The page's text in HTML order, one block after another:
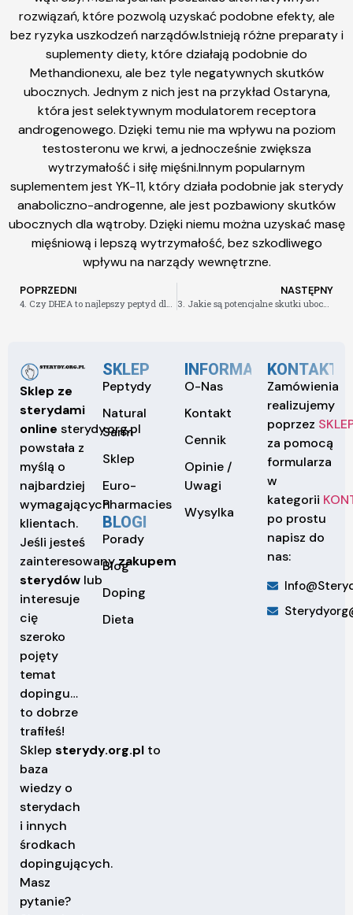
rozwiązań, które pozwolą uzyskać podobne efekty, ale
bez ryzyka uszkodzeń narządów.Istnieją różne preparaty i
suplementy diety, które działają podobnie do
Methandionexu, ale bez tyle negatywnych skutków
ubocznych. Jednym z nich jest na przykład Ostaryna,
która jest selektywnym modulatorem receptora
androgenowego. Dzięki temu nie ma wpływu na poziom
testosteronu we krwi, a jednocześnie zwiększa
wytrzymałość i siłę mięśni.Innym popularnym
suplementem jest YK-11, który działa podobnie jak sterydy
anaboliczno-androgenne, ale jest pozbawiony skutków
ubocznych dla wątroby. Dzięki niemu można uzyskać masę
mięśniową i lepszą wytrzymałość, bez szkodliwego
wpływu na narządy wewnętrzne.
POPRZEDNI NASTĘPNY
3. Jakie są potencjalne skutki uboczne stosowania Drostanolone Enanthate
Sklep ze
sterydami
online sterydy.org.pl
powstała z
myślą o
najbardziej
wymagających
klientach.
Jeśli jesteś
zainteresowanyzakupem
sterydów lub
interesuje
cię
szeroko
pojęty
temat
dopingu…
to dobrze
trafiłeś!
Sklep sterydy.org.pl to
baza
wiedzy o
sterydach
i innych
środkach
dopingujących.
Masz
pytanie?
SKLEP
Peptydy
Natural
Sarm
Sklep
Euro-
Pharmacies
BLOGI
Porady
Blog
Doping
Dieta
INFORMACJE
O-Nas
Kontakt
Cennik
Opinie /
Uwagi
Wysylka
KONTAKT
Zamówienia
realizujemy
poprzez
za pomocą
formularza
w
kategorii
po prostu
napisz do
nas: